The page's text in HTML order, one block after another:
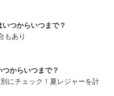
つからいつまで？
もあり
からいつまで？
にチェック！夏レジャーを計